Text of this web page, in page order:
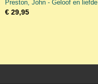
Preston, John - Geloof en liefde
€ 29,95